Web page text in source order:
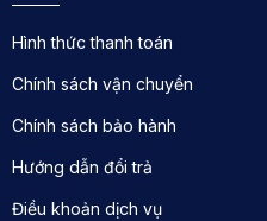
Hình thức thanh toán
Chính sách vận chuyển
Chính sách bảo hành
Hướng dẫn đổi trả
Điều khoản dịch vụ